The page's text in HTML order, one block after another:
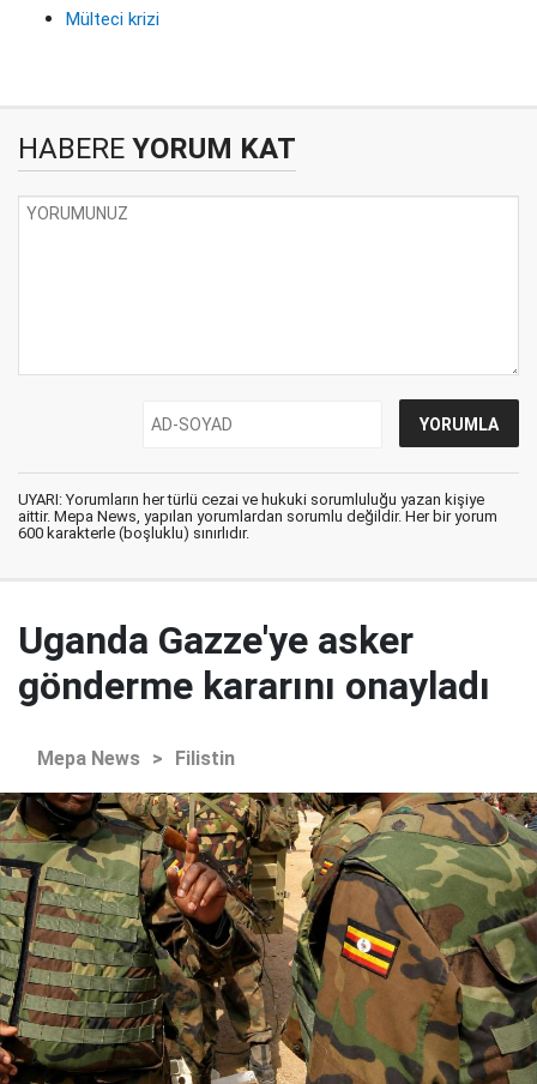
Mülteci krizi
HABERE YORUM KAT
UYARI: Yorumların her türlü cezai ve hukuki sorumluluğu yazan kişiye
aittir. Mepa News, yapılan yorumlardan sorumlu değildir. Her bir yorum
600 karakterle (boşluklu) sınırlıdır.
Uganda Gazze'ye asker
gönderme kararını onayladı
Mepa News > Filistin